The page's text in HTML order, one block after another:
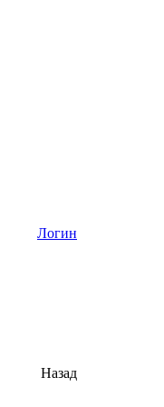
Логин
Назад